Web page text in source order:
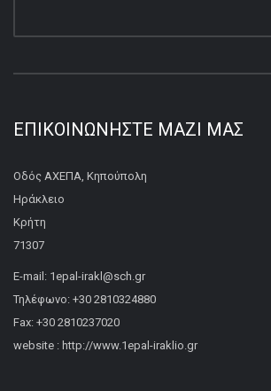
ΕΠΙΚΟΙΝΩΝΉΣΤΕ ΜΑΖΊ ΜΑΣ
Οδός ΑΧΕΠΑ, Κηπούπολη
Ηράκλειο
Κρήτη
71307
E-mail: 1epal-irakl@sch.gr
Τηλέφωνο: +30 2810324880
Fax: +30 2810237020
website : http://www.1epal-iraklio.gr